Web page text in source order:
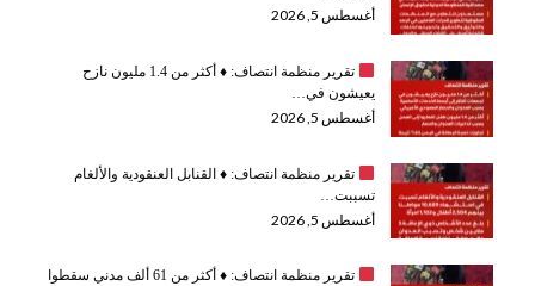
أغسطس 5, 2026
تقرير منظمة انتصاف: ♦️
أكثر من 1.4 مليون نازح
يعيشون في…
أغسطس 5, 2026
تقرير منظمة انتصاف: ♦️القنابل العنقودية والألغام
تسببت…
أغسطس 5, 2026
تقرير منظمة انتصاف: ♦️
أكثر من 61 ألف مدني سقطوا